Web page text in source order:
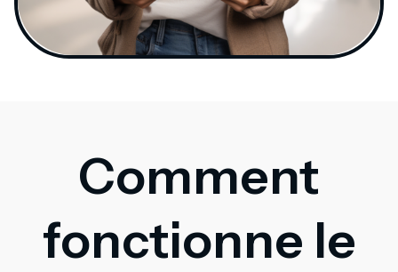
Comment
fonctionne le